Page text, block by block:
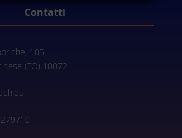
Contatti
105
(TO) 10072